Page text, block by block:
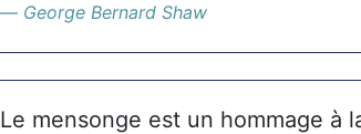
George Bernard Shaw
Le mensonge est un hommage à